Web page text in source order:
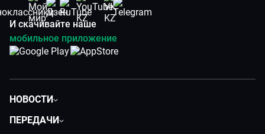
И скачивайте наше
мобильное приложение
НОВОСТИ
ПЕРЕДАЧИ